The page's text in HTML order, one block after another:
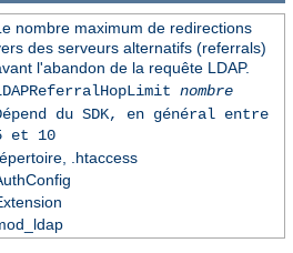
nombre maximum de redirections
des serveurs alternatifs (referrals)
l'abandon de la requête LDAP.
nombre
du SDK, en général entre
et 10
.htaccess